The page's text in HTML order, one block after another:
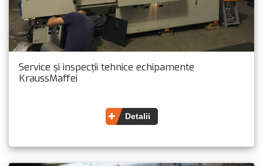
Service și inspecții tehnice echipamente
KraussMaffei
Detalii